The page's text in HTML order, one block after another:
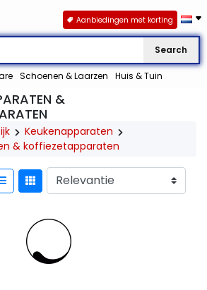
Search
Schoenen & Laarzen Huis & Tuin
Aanbiedingen met korting
&
Keukenapparaten
& koffiezetapparaten